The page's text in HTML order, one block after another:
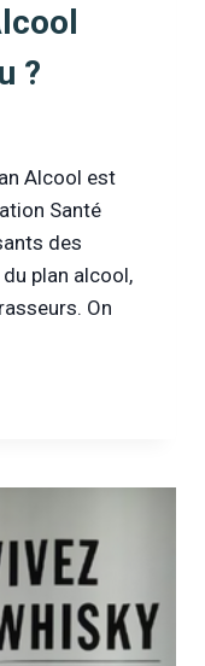
?
Alcool est
Santé
des
plan alcool,
On